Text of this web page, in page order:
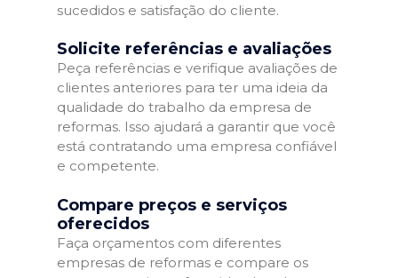
sucedidos e satisfação do cliente.
Solicite referências e avaliações
Peça referências e verifique avaliações de
clientes anteriores para ter uma ideia da
qualidade do trabalho da empresa de
reformas. Isso ajudará a garantir que você
está contratando uma empresa confiável
e competente.
Compare preços e serviços
oferecidos
Faça orçamentos com diferentes
empresas de reformas e compare os